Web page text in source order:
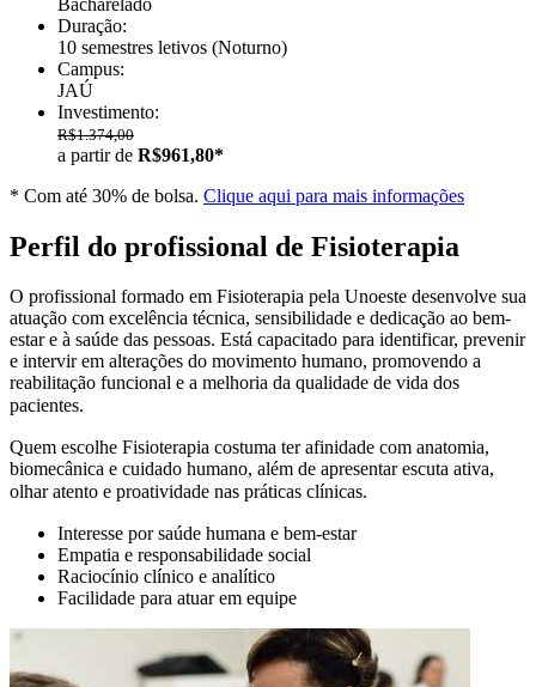
Duração:
10 semestres letivos (Noturno)
Campus:
JAÚ
Investimento:
R$1.374,00
a partir de R$961,80*
* Com até 30% de bolsa. Clique aqui para mais informações
Perfil do profissional de Fisioterapia
O profissional formado em Fisioterapia pela Unoeste desenvolve sua
atuação com excelência técnica, sensibilidade e dedicação ao bem-
estar e à saúde das pessoas. Está capacitado para identificar, prevenir
e intervir em alterações do movimento humano, promovendo a
reabilitação funcional e a melhoria da qualidade de vida dos
pacientes.
Quem escolhe Fisioterapia costuma ter afinidade com anatomia,
biomecânica e cuidado humano, além de apresentar escuta ativa,
olhar atento e proatividade nas práticas clínicas.
Interesse por saúde humana e bem-estar
Empatia e responsabilidade social
Raciocínio clínico e analítico
Facilidade para atuar em equipe